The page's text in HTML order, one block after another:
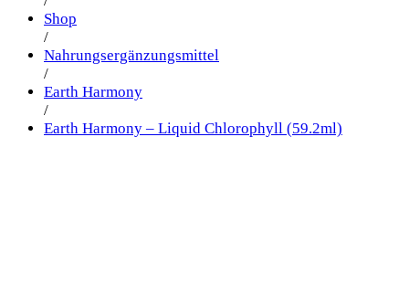
Shop
/
Nahrungsergänzungsmittel
/
Earth Harmony
/
Earth Harmony – Liquid Chlorophyll (59.2ml)